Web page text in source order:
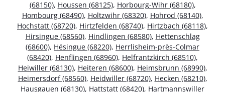
(68150), Houssen (68125), Horbourg-Wihr (68180),
Hombourg (68490), Holtzwihr (68320), Hohrod (68140),
Hochstatt (68720), Hirtzfelden (68740), Hirtzbach (68118),
Hirsingue (68560), Hindlingen (68580), Hettenschlag
(68600), Hésingue (68220), Herrlisheim-près-Colmar
(68420), Henflingen (68960), Helfrantzkirch (68510),
Heiwiller (68130), Heiteren (68600), Heimsbrunn (68990),
Heimersdorf (68560), Heidwiller (68720), Hecken (68210),
Hausgauen (68130), Hattstatt (68420), Hartmannswiller